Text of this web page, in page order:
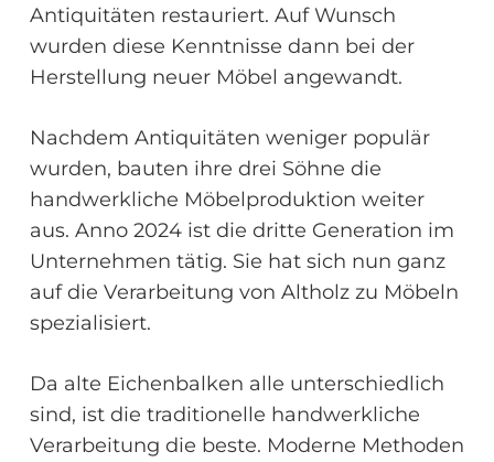
Antiquitäten restauriert. Auf Wunsch
wurden diese Kenntnisse dann bei der
Herstellung neuer Möbel angewandt.
Nachdem Antiquitäten weniger populär
wurden, bauten ihre drei Söhne die
handwerkliche Möbelproduktion weiter
aus. Anno 2024 ist die dritte Generation im
Unternehmen tätig. Sie hat sich nun ganz
auf die Verarbeitung von Altholz zu Möbeln
spezialisiert.
Da alte Eichenbalken alle unterschiedlich
sind, ist die traditionelle handwerkliche
Verarbeitung die beste. Moderne Methoden